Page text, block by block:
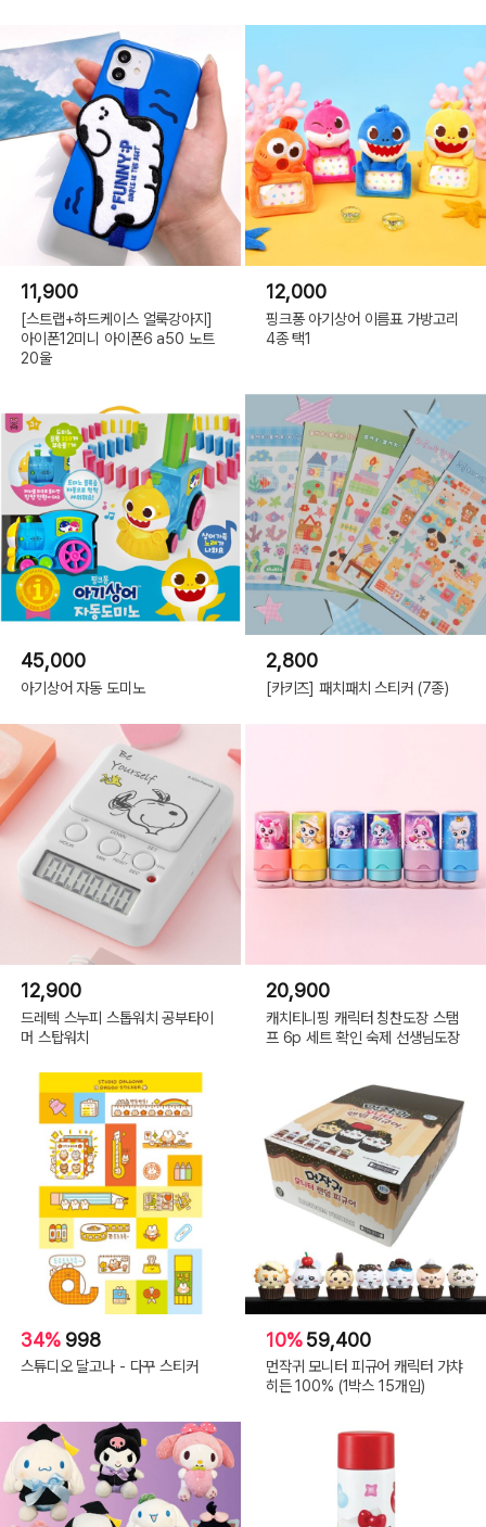
11,900
[스트랩+하드케이스 얼룩강아지]
아이폰12미니 아이폰6 a50 노트
20울
12,000
핑크퐁 아기상어 이름표 가방고리
4종 택1
45,000
아기상어 자동 도미노
2,800
[카키즈] 패치패치 스티커 (7종)
12,900
드레텍 스누피 스톱워치 공부타이
머 스탑워치
20,900
캐치티니핑 캐릭터 칭찬도장 스탬
프 6p 세트 확인 숙제 선생님도장
34% 998
스튜디오 달고나 - 다꾸 스티커
10%59,400
먼작귀 모니터 피규어 캐릭터 가챠
히든 100% (1박스 15개입)